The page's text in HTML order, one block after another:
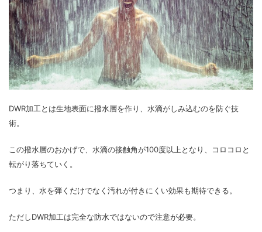
DWR加工とは生地表面に撥水層を作り、水滴がしみ込むのを防ぐ技
術。
この撥水層のおかげで、水滴の接触角が100度以上となり、コロコロと
転がり落ちていく。
つまり、水を弾くだけでなく汚れが付きにくい効果も期待できる。
ただしDWR加工は完全な防水ではないので注意が必要。